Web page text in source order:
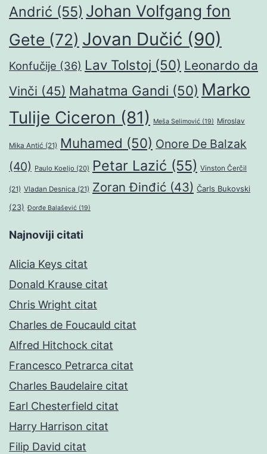
Andrić (55) Johan Volfgang fon
Gete (72) Jovan Dučić (90)
Konfučije (36) Lav Tolstoj (50) Leonardo da
Vinči (45) Mahatma Gandi (50) Marko
Tulije Ciceron (81) Meša Selimović (19) Miroslav
Mika Antić (21) Muhamed (50) Onore De Balzak
(40) Paulo Koeljo (20) Petar Lazić (55) Vinston Čerčil
(21) Vladan Desnica (21) Zoran Đinđić (43) Čarls Bukovski
(23) Đorđe Balašević (19)
Najnoviji citati
Alicia Keys citat
Donald Krause citat
Chris Wright citat
Charles de Foucauld citat
Alfred Hitchock citat
Francesco Petrarca citat
Charles Baudelaire citat
Earl Chesterfield citat
Harry Harrison citat
Filip David citat